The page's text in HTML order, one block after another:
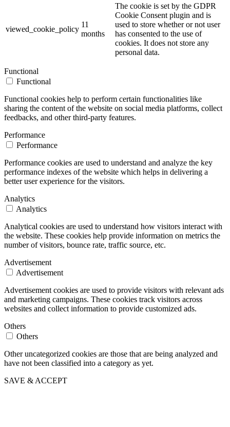
viewed_cookie_policy
11
months
The cookie is set by the GDPR
Cookie Consent plugin and is
used to store whether or not user
has consented to the use of
cookies. It does not store any
personal data.
Functional
Functional
Functional cookies help to perform certain functionalities like
sharing the content of the website on social media platforms, collect
feedbacks, and other third-party features.
Performance
Performance
Performance cookies are used to understand and analyze the key
performance indexes of the website which helps in delivering a
better user experience for the visitors.
Analytics
Analytics
Analytical cookies are used to understand how visitors interact with
the website. These cookies help provide information on metrics the
number of visitors, bounce rate, traffic source, etc.
Advertisement
Advertisement
Advertisement cookies are used to provide visitors with relevant ads
and marketing campaigns. These cookies track visitors across
websites and collect information to provide customized ads.
Others
Others
Other uncategorized cookies are those that are being analyzed and
have not been classified into a category as yet.
SAVE & ACCEPT